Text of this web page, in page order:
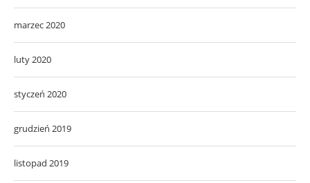
marzec 2020
luty 2020
styczeń 2020
grudzień 2019
listopad 2019